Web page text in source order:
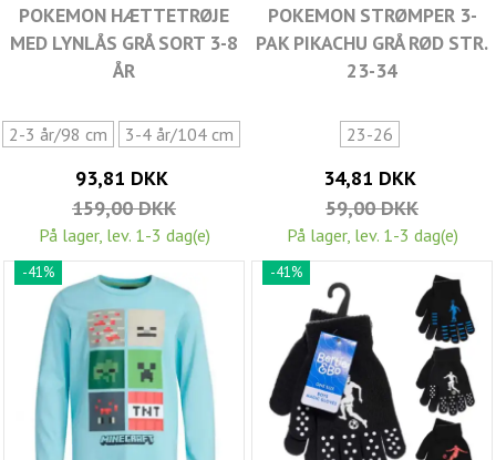
POKEMON HÆTTETRØJE
MED LYNLÅS GRÅ SORT 3-8
ÅR
2-3 år/98 cm 3-4 år/104 cm
93,81 DKK
159,00 DKK
På lager, lev. 1-3 dag(e)
POKEMON STRØMPER 3-
PAK PIKACHU GRÅ RØD STR.
23-34
23-26
34,81 DKK
59,00 DKK
På lager, lev. 1-3 dag(e)
-41% -41%